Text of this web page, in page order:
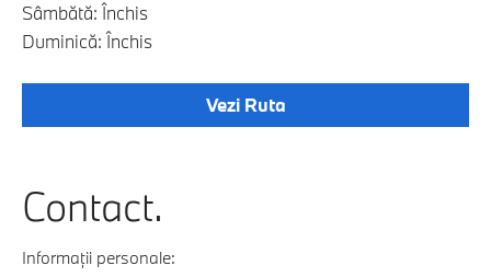
Sâmbătă: Închis
Duminică: Închis
Vezi Ruta
Contact.
Informații personale: